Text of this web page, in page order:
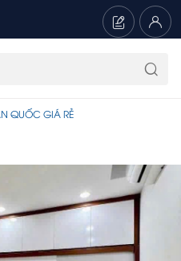
QUỐC GIÁ RẺ